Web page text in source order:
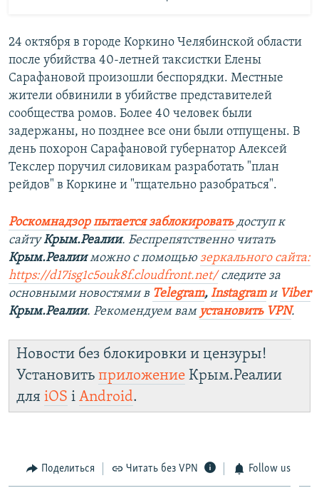
24 октября в городе Коркино Челябинской области
после убийства 40-летней таксистки Елены
Сарафановой произошли беспорядки. Местные
жители обвинили в убийстве представителей
сообщества ромов. Более 40 человек были
задержаны, но позднее все они были отпущены. В
день похорон Сарафановой губернатор Алексей
Текслер поручил силовикам разработать "план
рейдов" в Коркине и "тщательно разобраться".
Роскомнадзор пытается заблокировать доступ к
сайтуКрым.Реалии. Беспрепятственно читать
Крым.Реалииможно с помощью зеркального сайта:
https://d17isg1c5ouk8f.cloudfront.net/ следите за
основными новостями в Telegram, Instagramи Viber
Крым.Реалии. Рекомендуем вам установить VPN.
Новости без блокировки и цензуры!
Установить приложение Крым.Реалии
для iOS і Android.
Поделиться Читать без VPN Follow us